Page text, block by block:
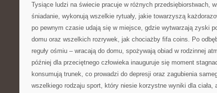
Tysiące ludzi na świecie pracuje w różnych przedsiębiorstwach,
śniadanie, wykonują wszelkie rytuały, jakie towarzyszą
po pewnym czasie udają się w miejsce, gdzie wytwarzają zyski
domu oraz wszelkich rozrywek, jak chociażby fifa coins. Po
reguły ośmiu – wracają do domu, spożywają obiad w rodzinnej
później dla przeciętnego człowieka inauguruje się moment
konsumują trunek, co prowadzi do depresji oraz zagubienia
wszelkiego rodzaju sport, który niesie korzystne wyniki dla ciała,